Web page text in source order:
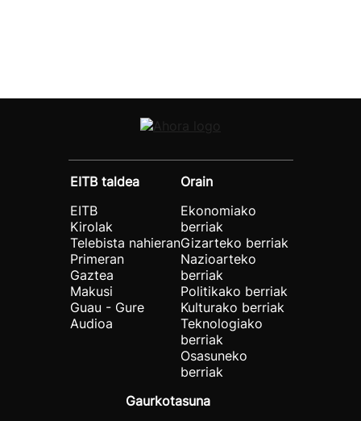
EITB taldea
EITB
Kirolak
Telebista nahieran
Primeran
Gaztea
Makusi
Guau - Gure
Audioa
Orain
Ekonomiako
berriak
Gizarteko berriak
Nazioarteko
berriak
Politikako berriak
Kulturako berriak
Teknologiako
berriak
Osasuneko
berriak
Gaurkotasuna